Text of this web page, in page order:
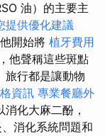
油）的主要主
提供優化建議
開始將 植牙費用
他聲稱這些斑點
旅行都是讓動物
資訊 專業餐廳外
化大麻二酚，
消化系統問題和